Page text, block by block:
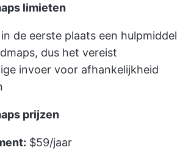
limieten
de eerste plaats een hulpmiddel
dus het vereist
invoer voor afhankelijkheid
prijzen
$59/jaar